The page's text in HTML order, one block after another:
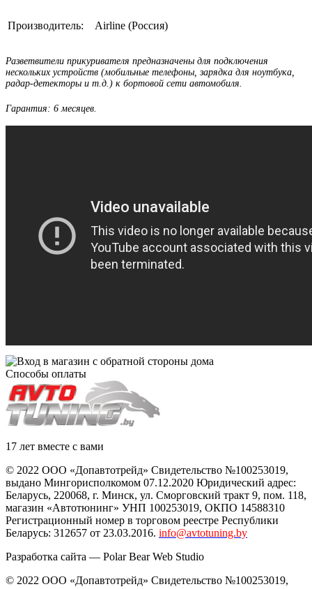
Производитель: Airline (Россия)
Разветвители прикуривателя предназначены для подключения
нескольких устройств (мобильные телефоны, зарядка для ноутбука,
радар-детекторы и т.д.) к бортовой сети автомобиля.
Гарантия: 6 месяцев.
Способы оплаты
17 лет вместе с вами
© 2022 ООО «Допавтотрейд» Свидетельство №100253019,
выдано Мингорисполкомом 07.12.2020 Юридический адрес:
Беларусь, 220068, г. Минск, ул. Сморговский тракт 9, пом. 118,
магазин «Автотюнинг» УНП 100253019, ОКПО 14588310
Регистрационный номер в торговом реестре Республики
Беларусь: 312657 от 23.03.2016. info@avtotuning.by
Разработка сайта — Polar Bear Web Studio
© 2022 ООО «Допавтотрейд» Свидетельство №100253019,